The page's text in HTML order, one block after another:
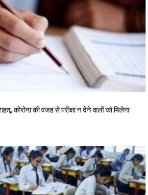
कोरोना की वजह से परीक्षा न देने वालों को मिलेगा